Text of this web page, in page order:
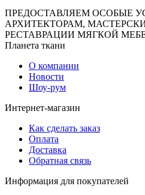
ПРЕДОСТАВЛЯЕМ ОСОБЫЕ
АРХИТЕКТОРАМ,
РЕСТАВРАЦИИ МЯГКОЙ
Планета ткани
О компании
Новости
Шоу-рум
Интернет-магазин
Как сделать заказ
Оплата
Доставка
Обратная связь
Информация для покупателей